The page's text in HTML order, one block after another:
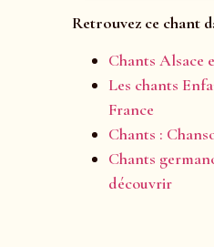
Retrouvez ce chant
Chants Alsace
Les chants
France
Chants :
Chants
découvrir